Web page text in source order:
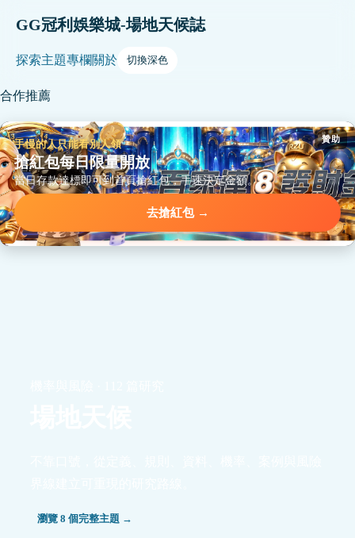
GG冠利娛樂城-場地天候誌
探索主題專欄關於 切換深色
合作推薦
贊助
手慢的人只能看別人領
搶紅包每日限量開放
當日存款達標即可到首頁搶紅包，手速決定金額。
去搶紅包 →
瀏覽 8 個完整主題 →